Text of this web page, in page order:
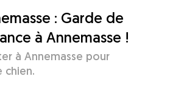
: Garde de
à Annemasse !
à Annemasse pour
chien.